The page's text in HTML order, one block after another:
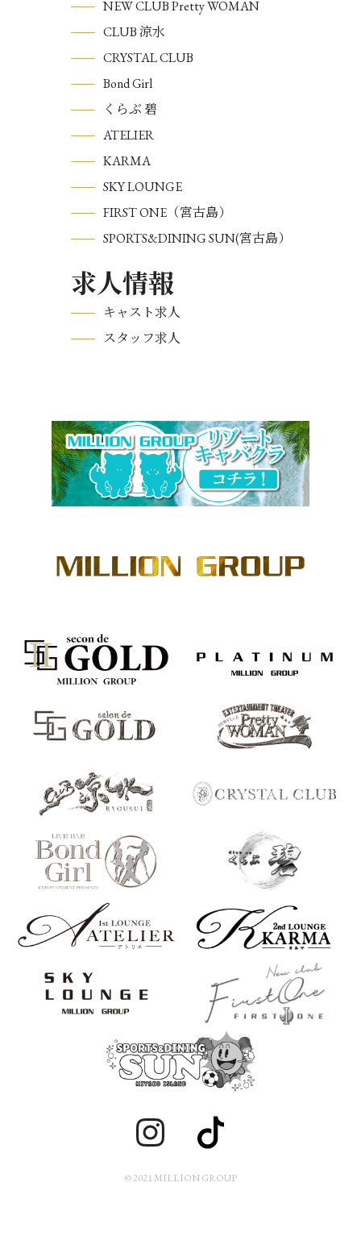
NEW CLUB Pretty WOMAN
CLUB 涼水
CRYSTAL CLUB
Bond Girl
くらぶ 碧
ATELIER
KARMA
SKY LOUNGE
FIRST ONE（宮古島）
SPORTS&DINING SUN(宮古島）
求人情報
キャスト求人
スタッフ求人
© 2021 MILLION GROUP